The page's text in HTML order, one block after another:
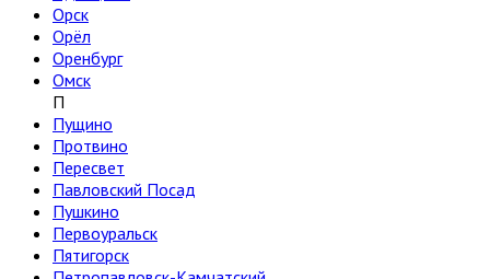
Орск
Орёл
Оренбург
Омск
П
Пущино
Протвино
Пересвет
Павловский Посад
Пушкино
Первоуральск
Пятигорск